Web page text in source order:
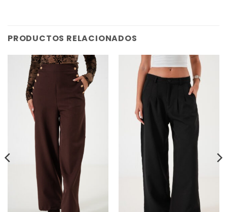
PRODUCTOS RELACIONADOS